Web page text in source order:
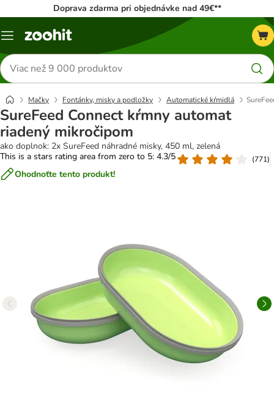
Doprava zdarma pri objednávke nad 49€**
Kategórie
Hľadať
produkty
Mačky Fontánky, misky a podložky Automatické kŕmidlá
SureFeed Connect kŕmny automat
riadený mikročipom
ako doplnok: 2x SureFeed náhradné misky, 450 ml, zelená
This is a stars rating area from zero to 5: 4.3/5
(771)
Ohodnoťte tento produkt!